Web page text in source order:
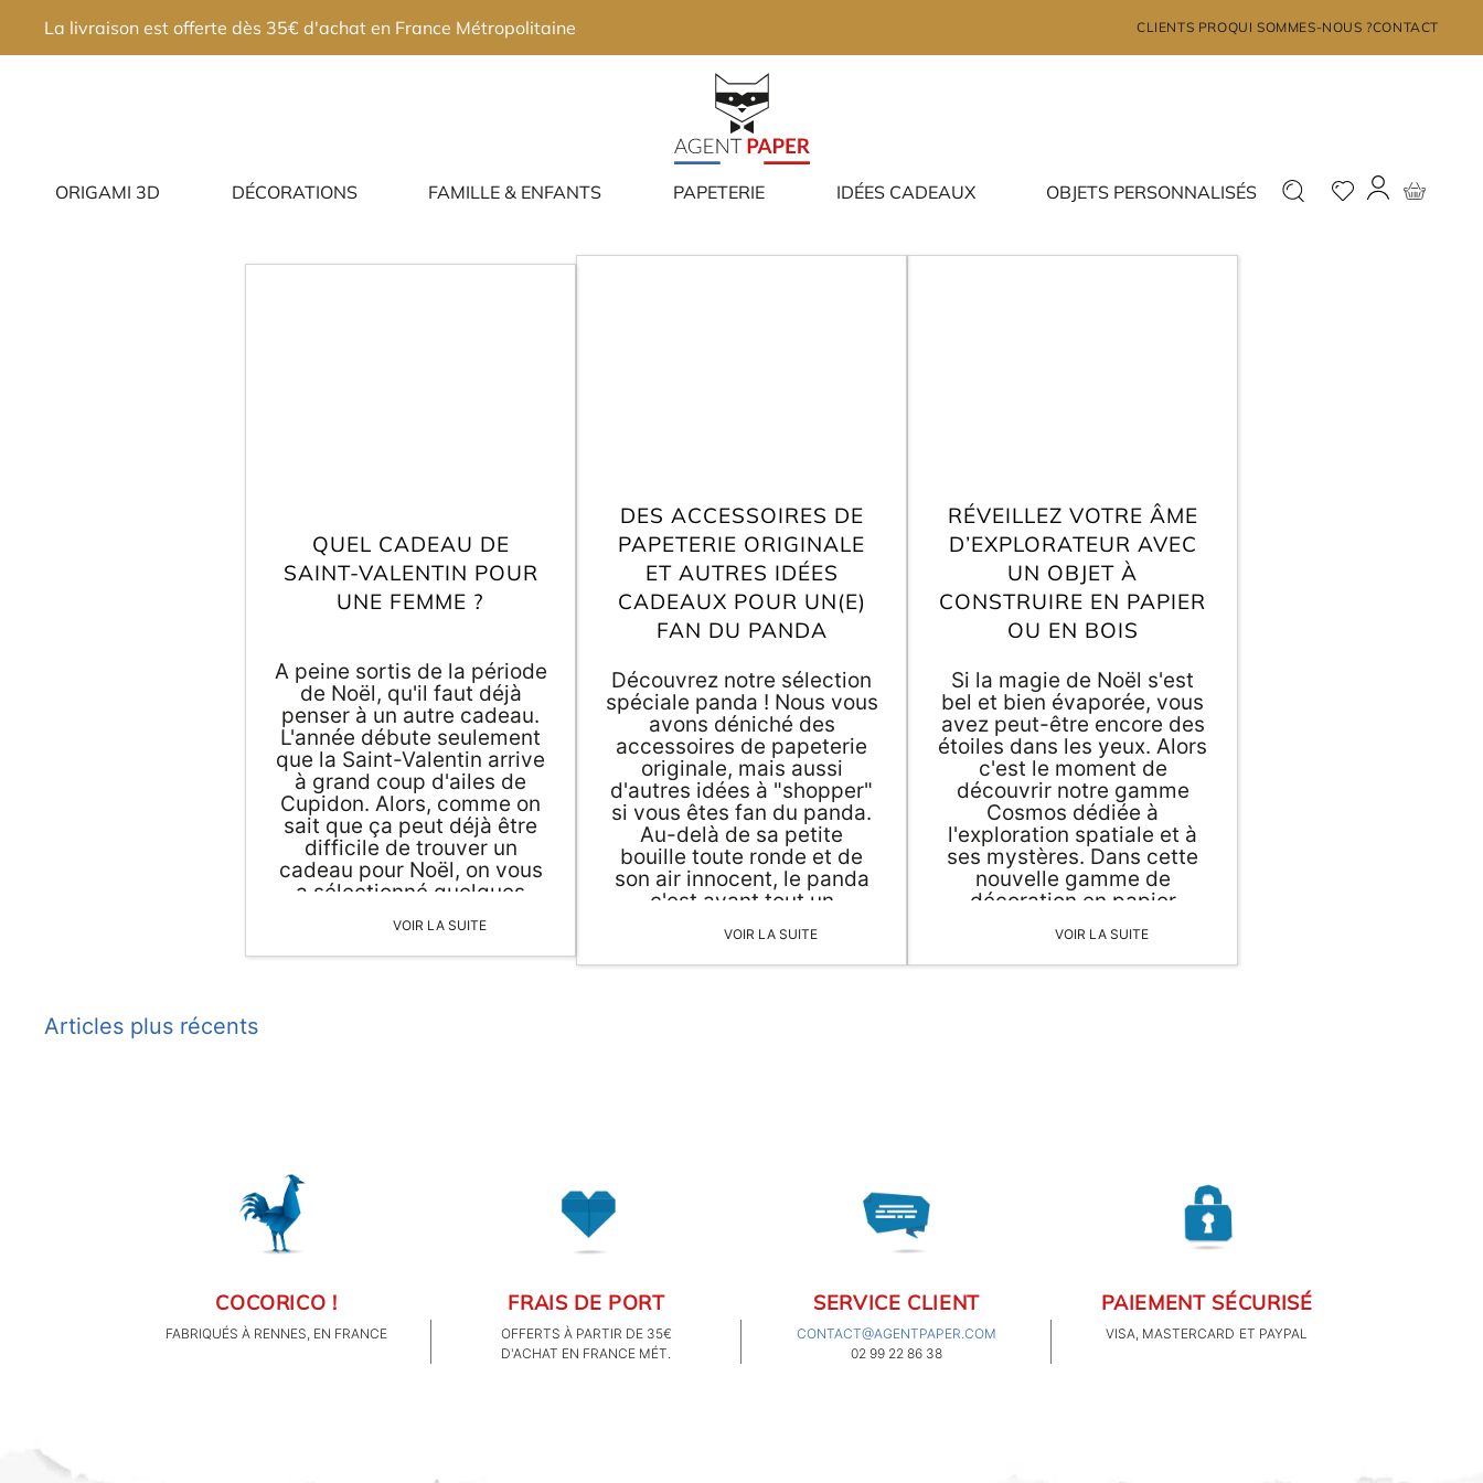
ORIGAMI 3D DÉCORATIONS FAMILLE & ENFANTS PAPETERIE IDÉES CADEAUX OBJETS PERSONNALISÉS
La livraison est offerte dès 35€ d'achat en France Métropolitaine CLIENTS PROQUI SOMMES-NOUS ?CONTACT
QUEL CADEAU DE
SAINT-VALENTIN POUR
UNE FEMME ?
A peine sortis de la période
de Noël, qu'il faut déjà
penser à un autre cadeau.
L'année débute seulement
que la Saint-Valentin arrive
à grand coup d'ailes de
Cupidon. Alors, comme on
sait que ça peut déjà être
difficile de trouver un
cadeau pour Noël, on vous
a sélectionné quelques
idées pour un cadeau de
Saint-Valentin pour une
femme.
VOIR LA SUITE
DES ACCESSOIRES DE
PAPETERIE ORIGINALE
ET AUTRES IDÉES
CADEAUX POUR UN(E)
FAN DU PANDA
Découvrez notre sélection
spéciale panda ! Nous vous
avons déniché des
accessoires de papeterie
originale, mais aussi
d'autres idées à "shopper"
si vous êtes fan du panda.
Au-delà de sa petite
bouille toute ronde et de
son air innocent, le panda
c'est avant tout un
symbole ! Devenu le
symbole des espèces
animales en voie
VOIR LA SUITE
RÉVEILLEZ VOTRE ÂME
D’EXPLORATEUR AVEC
UN OBJET À
CONSTRUIRE EN PAPIER
OU EN BOIS
Si la magie de Noël s'est
bel et bien évaporée, vous
avez peut-être encore des
étoiles dans les yeux. Alors
c'est le moment de
découvrir notre gamme
Cosmos dédiée à
l'exploration spatiale et à
ses mystères. Dans cette
nouvelle gamme de
décoration en papier
développée par nos
designers, retrouvez un
objet à construire en papier
VOIR LA SUITE
Navigation
Articles plus récents
×
Déjà inscrit ? Nouveau ?
×
FAMILLE & ENFANTS
COCORICO !
FABRIQUÉS À RENNES, EN FRANCE
FRAIS DE PORT
OFFERTS À PARTIR DE 35€
D'ACHAT EN FRANCE MÉT.
SERVICE CLIENT
CONTACT@AGENTPAPER.COM
02 99 22 86 38
PAIEMENT SÉCURISÉ
VISA, MASTERCARD ET PAYPAL